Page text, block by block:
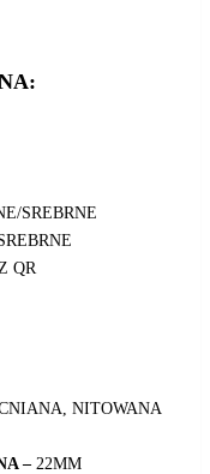
SREBRNE
QR
NITOWANA
– 22MM